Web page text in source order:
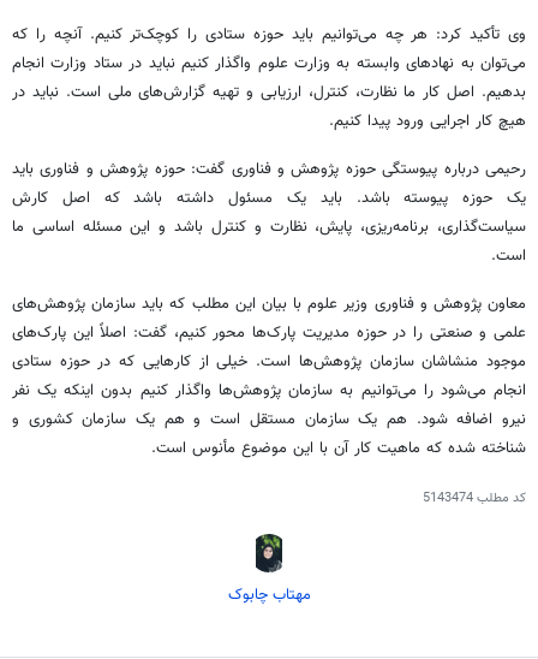
وی تأکید کرد: هر چه می‌توانیم باید حوزه ستادی را کوچک‌تر کنیم. آنچه را که
می‌توان به نهادهای وابسته به وزارت علوم واگذار کنیم نباید در ستاد وزارت انجام
بدهیم. اصل کار ما نظارت، کنترل، ارزیابی و تهیه گزارش‌های ملی است. نباید در
هیچ کار اجرایی ورود پیدا کنیم.
رحیمی درباره پیوستگی حوزه پژوهش و فناوری گفت: حوزه پژوهش و فناوری باید
یک حوزه پیوسته باشد. باید یک مسئول داشته باشد که اصل کارش
سیاست‌گذاری، برنامه‌ریزی، پایش، نظارت و کنترل باشد و این مسئله اساسی ما
است.
معاون پژوهش و فناوری وزیر علوم با بیان این مطلب که باید سازمان پژوهش‌های
علمی و صنعتی را در حوزه مدیریت پارک‌ها محور کنیم، گفت: اصلاً این پارک‌های
موجود منشاشانسازمان پژوهش‌ها است. خیلی از کارهایی که در حوزه ستادی
انجام می‌شود را می‌توانیم به سازمان پژوهش‌ها واگذار کنیم بدون اینکه یک نفر
نیرو اضافه شود. هم یک سازمان مستقل است و هم یک سازمان کشوری و
شناخته شده که ماهیت کار آن با این موضوع مأنوس است.
کد مطلب5143474
مهتاب چابوک